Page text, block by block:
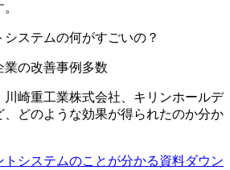
ステムの何がすごいの？
業の改善事例多数
崎重工業株式会社、キリンホールデ
、どのような効果が得られたのか分か
トシステムのことが分かる資料ダウン